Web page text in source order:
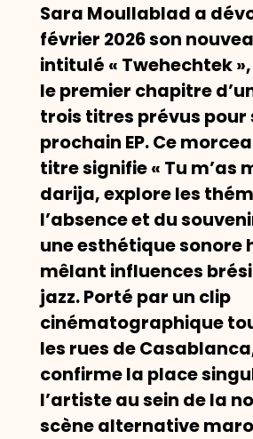
Sara Moullablad a
février 2026 son
intitulé « Twehechtek
le premier chapitre
trois titres prévus pour
prochain EP. Ce
titre signifie « Tu m’as
darija, explore les
l’absence et du
une esthétique sonore
mêlant influences
jazz. Porté par un clip
cinématographique
les rues de
confirme la place
l’artiste au sein de la
scène alternative